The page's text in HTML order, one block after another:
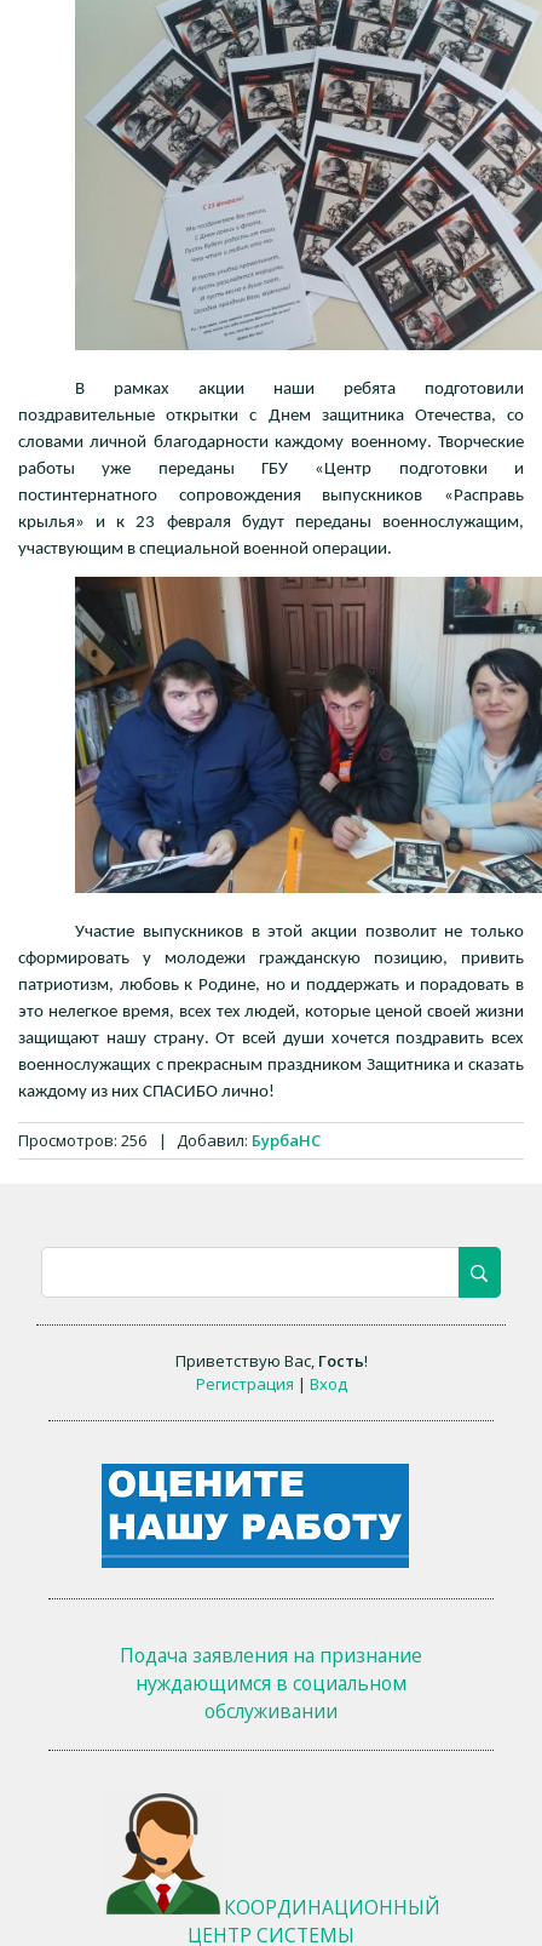
В рамках акции наши ребята подготовили
поздравительные открытки с Днем защитника Отечества, со
словами личной благодарности каждому военному. Творческие
работы уже переданы ГБУ «Центр подготовки и
постинтернатного сопровождения выпускников «Расправь
крылья» и к 23 февраля будут переданы военнослужащим,
участвующим в специальной военной операции.
Участие выпускников в этой акции позволит не только
сформировать у молодежи гражданскую позицию, привить
патриотизм, любовь к Родине, но и поддержать и порадовать в
это нелегкое время, всех тех людей, которые ценой своей жизни
защищают нашу страну. От всей души хочется поздравить всех
военнослужащих с прекрасным праздником Защитника и сказать
каждому из них СПАСИБО лично!
Просмотров: 256 | Добавил: БурбаНС
Приветствую Вас, Гость!
Регистрация | Вход
Подача заявления на признание
нуждающимся в социальном
обслуживании
КООРДИНАЦИОННЫЙ
ЦЕНТР СИСТЕМЫ